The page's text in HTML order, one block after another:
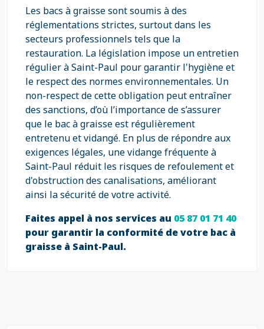
Les bacs à graisse sont soumis à des
réglementations strictes, surtout dans les
secteurs professionnels tels que la
restauration. La législation impose un entretien
régulier à Saint-Paul pour garantir l'hygiène et
le respect des normes environnementales. Un
non-respect de cette obligation peut entraîner
des sanctions, d’où l’importance de s’assurer
que le bac à graisse est régulièrement
entretenu et vidangé. En plus de répondre aux
exigences légales, une vidange fréquente à
Saint-Paul réduit les risques de refoulement et
d'obstruction des canalisations, améliorant
ainsi la sécurité de votre activité.
Faites appel à nos services au 05 87 01 71 40
pour garantir la conformité de votre bac à
graisse à Saint-Paul.